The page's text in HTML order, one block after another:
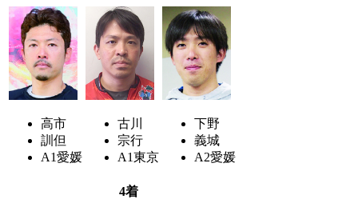
高市
訓但
A1愛媛
古川
宗行
A1東京
下野
義城
A2愛媛
4着